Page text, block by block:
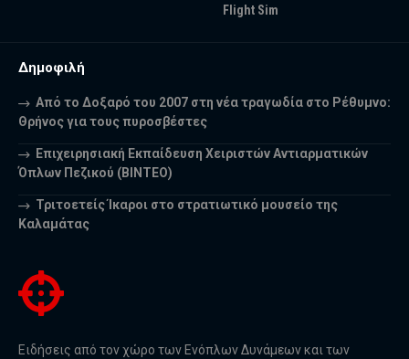
Flight Sim
Δημοφιλή
Από το Δοξαρό του 2007 στη νέα τραγωδία στο Ρέθυμνο:
Θρήνος για τους πυροσβέστες
Επιχειρησιακή Εκπαίδευση Χειριστών Αντιαρματικών
Όπλων Πεζικού (ΒΙΝΤΕΟ)
Τριτοετείς Ίκαροι στο στρατιωτικό μουσείο της
Καλαμάτας
Ειδήσεις από τον χώρο των Ενόπλων Δυνάμεων και των